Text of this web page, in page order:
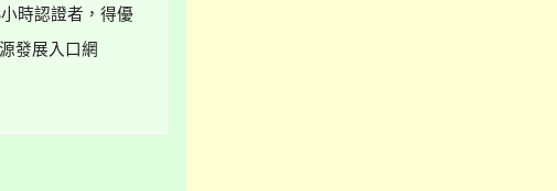
時認證者，得優
發展入口網